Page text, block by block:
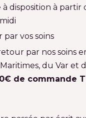
à disposition à
vos soins
par nos soins
du Var et
de commande